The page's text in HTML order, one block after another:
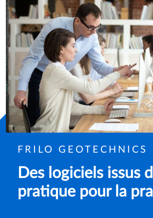
FRILO GEOTECHNICS
Des logiciels issus
pratique pour la